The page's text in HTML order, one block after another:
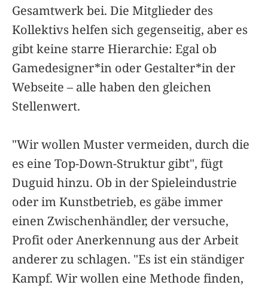
Gesamtwerk bei. Die Mitglieder des
Kollektivs helfen sich gegenseitig, aber es
gibt keine starre Hierarchie: Egal ob
Gamedesigner*in oder Gestalter*in der
Webseite – alle haben den gleichen
Stellenwert.
"Wir wollen Muster vermeiden, durch die
es eine Top-Down-Struktur gibt", fügt
Duguid hinzu. Ob in der Spieleindustrie
oder im Kunstbetrieb, es gäbe immer
einen Zwischenhändler, der versuche,
Profit oder Anerkennung aus der Arbeit
anderer zu schlagen. "Es ist ein ständiger
Kampf. Wir wollen eine Methode finden,